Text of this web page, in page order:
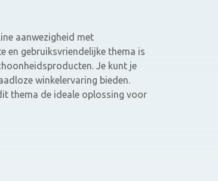
aanwezigheid met
en gebruiksvriendelijke thema is
Je kunt je
winkelervaring bieden.
thema de ideale oplossing voor